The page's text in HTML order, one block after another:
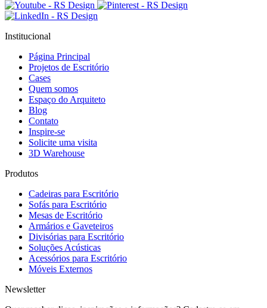
Institucional
Página Principal
Projetos de Escritório
Cases
Quem somos
Espaço do Arquiteto
Blog
Contato
Inspire-se
Solicite uma visita
3D Warehouse
Produtos
Cadeiras para Escritório
Sofás para Escritório
Mesas de Escritório
Armários e Gaveteiros
Divisórias para Escritório
Soluções Acústicas
Acessórios para Escritório
Móveis Externos
Newsletter